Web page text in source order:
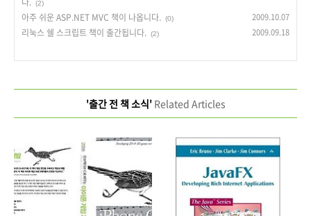
(2)
아주 쉬운 ASP.NET MVC 책이 나옵니다. (0) 2009.10.07
리눅스 쉘 스크립트 책이 출간됩니다. (2) 2009.09.18
'출간 전 책 소식'Related Articles